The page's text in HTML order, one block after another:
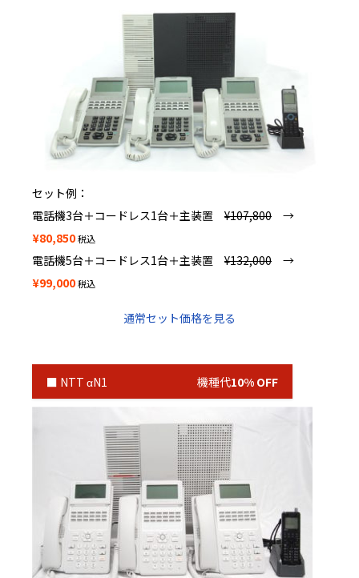
セット例：
電話機3台＋コードレス1台＋主装置 ¥107,800 →
¥80,850税込
電話機5台＋コードレス1台＋主装置 ¥132,000 →
¥99,000税込
通常セット価格を見る
■ NTT αN1 機種代10% OFF